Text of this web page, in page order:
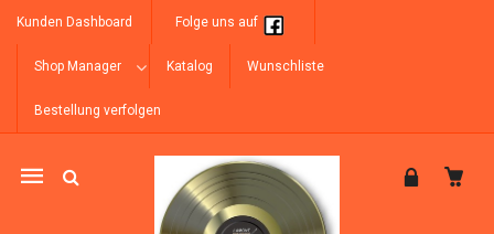
Kunden Dashboard Folge uns auf
Shop Manager Katalog Wunschliste
Bestellung verfolgen
Mobile